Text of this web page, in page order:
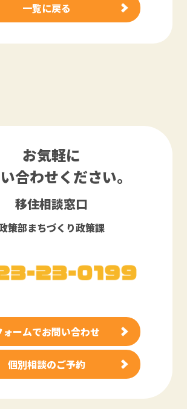
一覧に戻る
お気軽に
合わせください。
移住相談窓口
策部まちづくり政策課
ォームでお問い合わせ
個別相談のご予約